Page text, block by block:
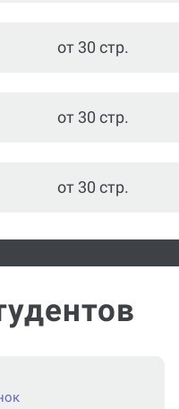
от 30 стр.
от 30 стр.
от 30 стр.